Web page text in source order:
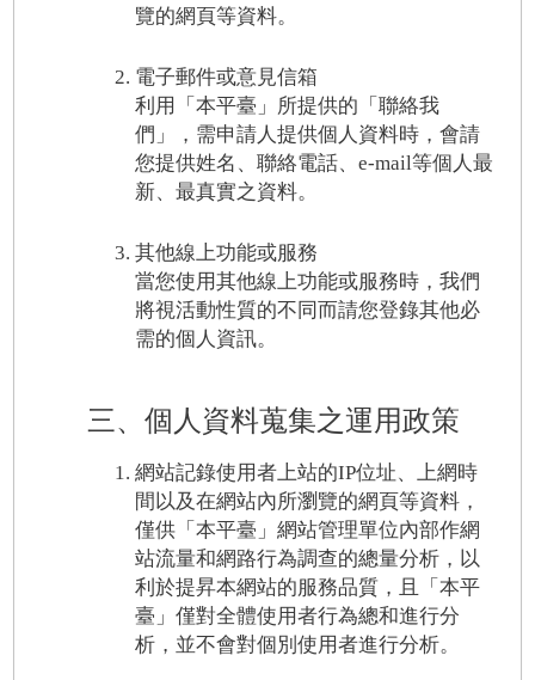
覽的網頁等資料。
電子郵件或意見信箱
利用「本平臺」所提供的「聯絡我
們」，需申請人提供個人資料時，會請
您提供姓名、聯絡電話、e-mail等個人最
新、最真實之資料。
其他線上功能或服務
當您使用其他線上功能或服務時，我們
將視活動性質的不同而請您登錄其他必
需的個人資訊。
三、個人資料蒐集之運用政策
網站記錄使用者上站的IP位址、上網時
間以及在網站內所瀏覽的網頁等資料，
僅供「本平臺」網站管理單位內部作網
站流量和網路行為調查的總量分析，以
利於提昇本網站的服務品質，且「本平
臺」僅對全體使用者行為總和進行分
析，並不會對個別使用者進行分析。